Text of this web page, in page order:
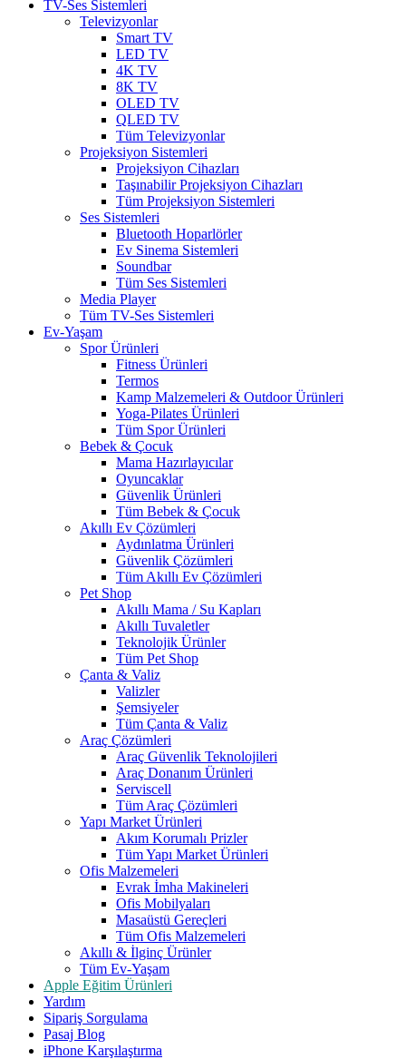
TV-Ses Sistemleri
Televizyonlar
Smart TV
LED TV
4K TV
8K TV
OLED TV
QLED TV
Tüm Televizyonlar
Projeksiyon Sistemleri
Projeksiyon Cihazları
Taşınabilir Projeksiyon Cihazları
Tüm Projeksiyon Sistemleri
Ses Sistemleri
Bluetooth Hoparlörler
Ev Sinema Sistemleri
Soundbar
Tüm Ses Sistemleri
Media Player
Tüm TV-Ses Sistemleri
Ev-Yaşam
Spor Ürünleri
Fitness Ürünleri
Termos
Kamp Malzemeleri & Outdoor Ürünleri
Yoga-Pilates Ürünleri
Tüm Spor Ürünleri
Bebek & Çocuk
Mama Hazırlayıcılar
Oyuncaklar
Güvenlik Ürünleri
Tüm Bebek & Çocuk
Akıllı Ev Çözümleri
Aydınlatma Ürünleri
Güvenlik Çözümleri
Tüm Akıllı Ev Çözümleri
Pet Shop
Akıllı Mama / Su Kapları
Akıllı Tuvaletler
Teknolojik Ürünler
Tüm Pet Shop
Çanta & Valiz
Valizler
Şemsiyeler
Tüm Çanta & Valiz
Araç Çözümleri
Araç Güvenlik Teknolojileri
Araç Donanım Ürünleri
Serviscell
Tüm Araç Çözümleri
Yapı Market Ürünleri
Akım Korumalı Prizler
Tüm Yapı Market Ürünleri
Ofis Malzemeleri
Evrak İmha Makineleri
Ofis Mobilyaları
Masaüstü Gereçleri
Tüm Ofis Malzemeleri
Akıllı & İlginç Ürünler
Tüm Ev-Yaşam
Apple Eğitim Ürünleri
Yardım
Sipariş Sorgulama
Pasaj Blog
iPhone Karşılaştırma